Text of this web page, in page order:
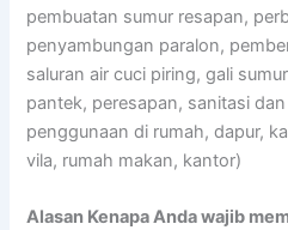
pembuatan sumur resapan,
penyambungan paralon,
saluran air cuci piring, gali
pantek, peresapan, sanitasi
penggunaan di rumah, dapur,
vila, rumah makan, kantor)
Alasan Kenapa Anda wajib